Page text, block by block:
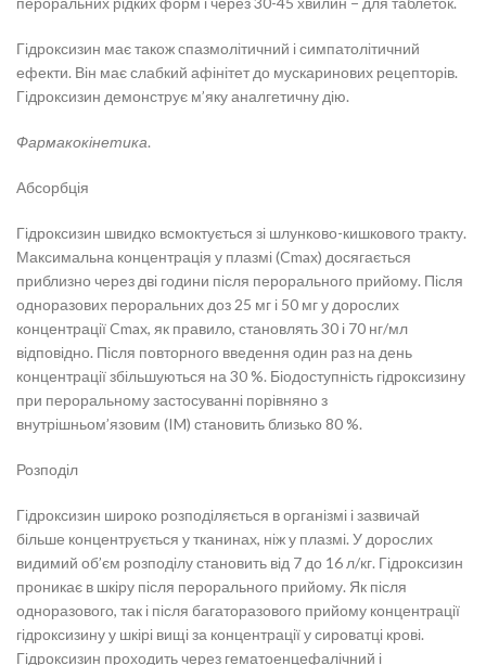
Гідроксизин має також спазмолітичний і симпатолітичний
ефекти. Він має слабкий афінітет до мускаринових рецепторів.
Гідроксизин демонструє м’яку аналгетичну дію.
Фармакокінетика.
Абсорбція
Гідроксизин швидко всмоктується зі шлунково-кишкового тракту.
Максимальна концентрація у плазмі (Cmax) досягається
приблизно через дві години після перорального прийому. Після
одноразових пероральних доз 25 мг і 50 мг у дорослих
концентрації Cmax, як правило, становлять 30 і 70 нг/мл
відповідно. Після повторного введення один раз на день
концентрації збільшуються на 30 %. Біодоступність гідроксизину
при пероральному застосуванні порівняно з
внутрішньом’язовим (IM) становить близько 80 %.
Розподіл
Гідроксизин широко розподіляється в організмі і зазвичай
більше концентрується у тканинах, ніж у плазмі. У дорослих
видимий об’єм розподілу становить від 7 до 16 л/кг. Гідроксизин
проникає в шкіру після перорального прийому. Як після
одноразового, так і після багаторазового прийому концентрації
гідроксизину у шкірі вищі за концентрації у сироватці крові.
Гідроксизин проходить через гематоенцефалічний і